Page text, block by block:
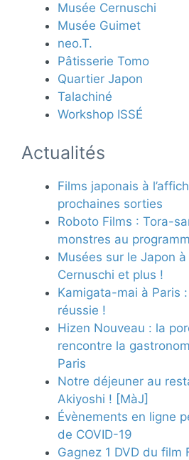
Musée Cernuschi
Musée Guimet
neo.T.
Pâtisserie Tomo
Quartier Japon
Talachiné
Workshop ISSÉ
Actualités
Films japonais à
prochaines sorties
Roboto Films : Tora-
monstres au
Musées sur le Japon
Cernuschi et plus !
Kamigata-mai à Paris
réussie !
Hizen Nouveau : la
rencontre la
Paris
Notre déjeuner au
Akiyoshi ! [MàJ]
Évènements en ligne
de COVID-19
Gagnez 1 DVD du film